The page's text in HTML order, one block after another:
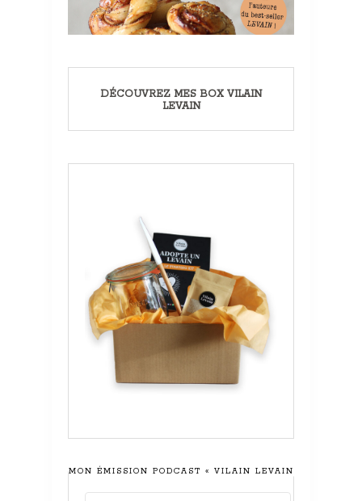
DÉCOUVREZ MES BOX VILAIN
LEVAIN
MON ÉMISSION PODCAST « VILAIN LEVAIN »